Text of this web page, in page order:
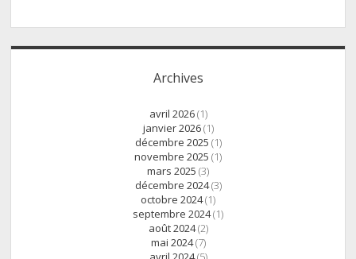
Archives
avril 2026(1)
janvier 2026(1)
décembre 2025 (1)
novembre 2025 (1)
mars 2025 (3)
décembre 2024(3)
octobre 2024(1)
septembre 2024(1)
août 2024(2)
mai 2024(7)